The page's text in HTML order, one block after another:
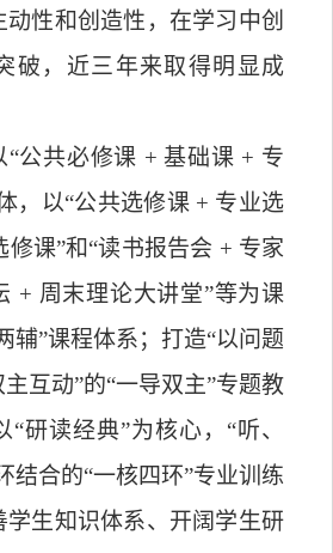
性和创造性，在学习中创
破，近三年来取得明显成
“公共必修课 +基础课 + 专
，以“公共选修课+ 专业选
修课”和“读书报告会 + 专家
+ 周末理论大讲堂”等为课
辅”课程体系；打造“以问题
互动”的“一导双主”专题教
研读经典”为核心，“听、
结合的“一核四环”专业训练
学生知识体系、开阔学生研